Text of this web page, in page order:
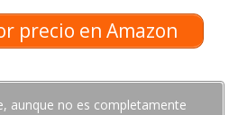
precio en Amazon
aunque no es completamente